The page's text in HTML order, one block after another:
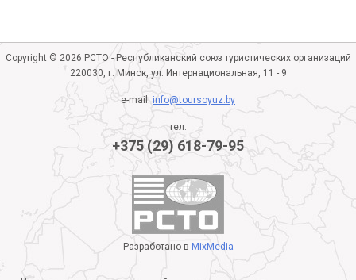
Copyright © 2026 РСТО - Республиканский союз туристических организаций
220030, г. Минск, ул. Интернациональная, 11 - 9
e-mail:info@toursoyuz.by
тел.
+375 (29) 618-79-95
Разработано в MixMedia